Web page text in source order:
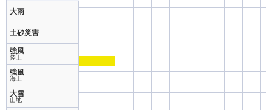
大雨
土砂災害
強風
陸上
強風
海上
大雪
山地